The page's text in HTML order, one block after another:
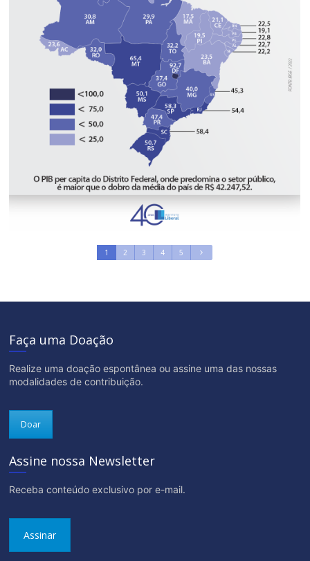
1 2 3 4 5
Faça uma Doação
Realize uma doação espontânea ou assine uma das nossas
modalidades de contribuição.
Doar
Assine nossa Newsletter
Receba conteúdo exclusivo por e-mail.
Assinar